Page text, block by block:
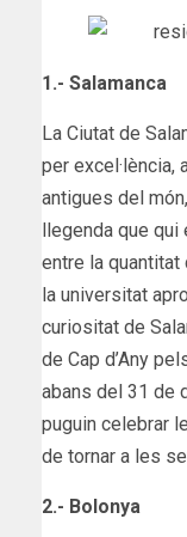
1.- Salamanca
La Ciutat de
per excel·lència,
antigues del
llegenda que qui
entre la quantitat
la universitat
curiositat de
de Cap d’Any
abans del 31 de
puguin celebrar
de tornar a les
2.- Bolonya